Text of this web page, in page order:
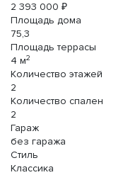
2 393 000 ₽
Площадь дома
75,3
Площадь террасы
4 м2
Количество этажей
2
Количество спален
2
Гараж
без гаража
Стиль
Классика